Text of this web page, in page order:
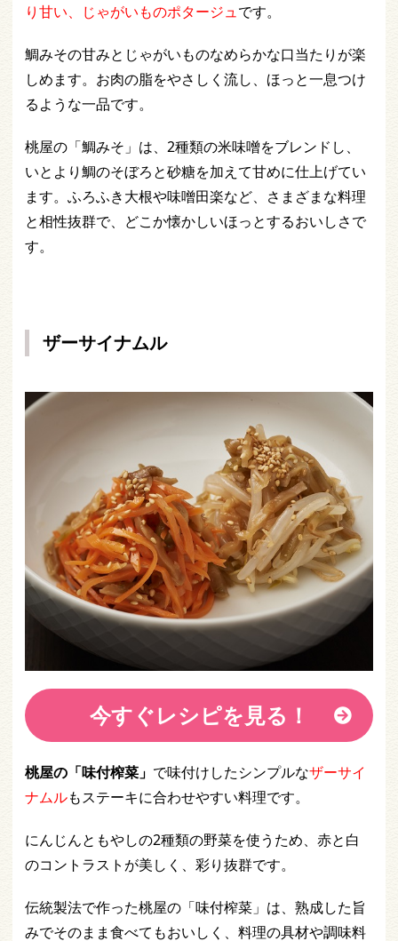
り甘い、じゃがいものポタージュです。
鯛みその甘みとじゃがいものなめらかな口当たりが楽
しめます。お肉の脂をやさしく流し、ほっと一息つけ
るような一品です。
桃屋の「鯛みそ」は、2種類の米味噌をブレンドし、
いとより鯛のそぼろと砂糖を加えて甘めに仕上げてい
ます。ふろふき大根や味噌田楽など、さまざまな料理
と相性抜群で、どこか懐かしいほっとするおいしさで
す。
ザーサイナムル
今すぐレシピを見る！
桃屋の「味付榨菜」 で味付けしたシンプルなザーサイ
ナムルもステーキに合わせやすい料理です。
にんじんともやしの2種類の野菜を使うため、赤と白
のコントラストが美しく、彩り抜群です。
伝統製法で作った桃屋の「味付榨菜」は、熟成した旨
みでそのまま食べてもおいしく、料理の具材や調味料